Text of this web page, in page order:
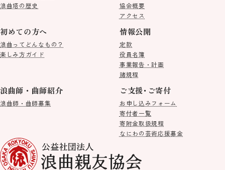
浪曲塔の歴史
協会概要
アクセス
初めての方へ
浪曲ってどんなもの？
楽しみ方ガイド
情報公開
定款
役員名簿
事業報告・計画
諸規程
浪曲師・曲師紹介
浪曲師・曲師募集
ご支援･ご寄付
お申し込みフォーム
寄付者一覧
寄附金取扱規程
なにわの芸術応援募金